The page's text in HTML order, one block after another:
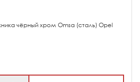
чёрный хром Omsa (сталь) Opel